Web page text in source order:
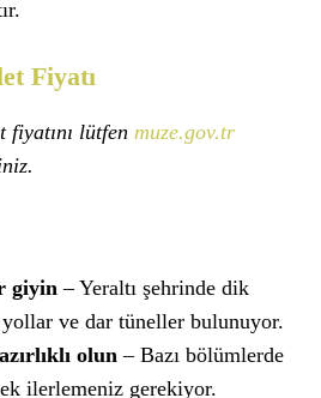
Fiyatı
lütfen muze.gov.tr
giyin – Yeraltı şehrinde dik
ve dar tüneller bulunuyor.
olun – Bazı bölümlerde
ilerlemeniz gerekiyor.